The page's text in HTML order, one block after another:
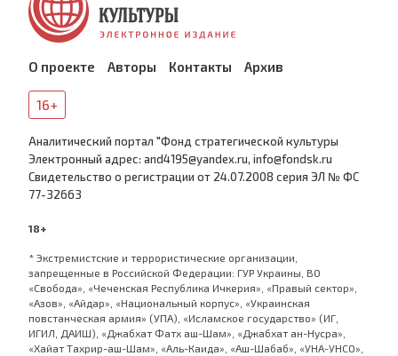
О проекте Авторы Контакты Архив
16+
Аналитический портал "Фонд стратегической культуры
Электронный адрес: and4195@yandex.ru, info@fondsk.ru
Cвидетельство о регистрации от 24.07.2008 серия ЭЛ № ФС
77-32663
18+
* Экстремистские и террористические организации,
запрещенные в Российской Федерации: ГУР Украины, ВО
«Свобода», «Чеченская Республика Ичкерия», «Правый сектор»,
«Азов», «Айдар», «Национальный корпус», «Украинская
повстанческая армия» (УПА), «Исламское государство» (ИГ,
ИГИЛ, ДАИШ), «Джабхат Фатх аш-Шам», «Джабхат ан-Нусра»,
«Хайат Тахрир-аш-Шам», «Аль-Каида», «Аш-Шабаб», «УНА-УНСО»,